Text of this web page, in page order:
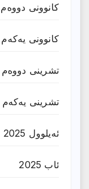
کانوونی دووەم 2026
کانوونی یەکەم 2025
تشرینی دووەم 2025
تشرینی یەکەم 2025
ئەیلوول 2025
ئاب 2025